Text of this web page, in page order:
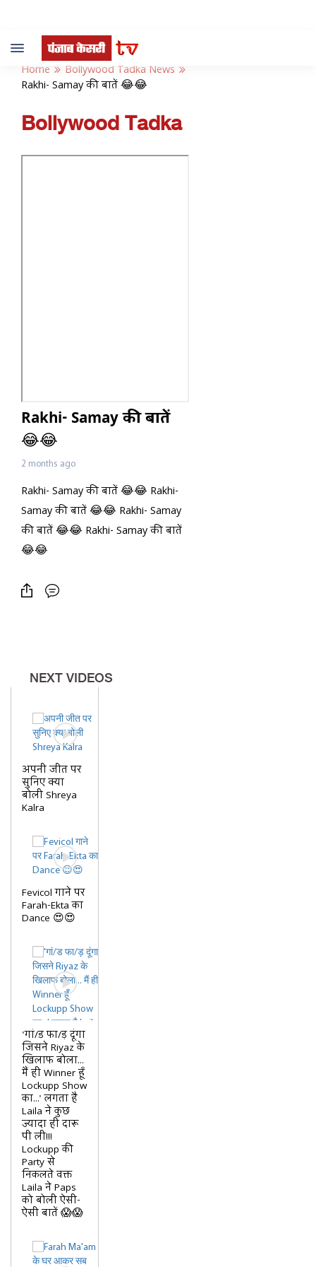
Toggle
navigation
Home
Bollywood Tadka News
Rakhi- Samay की बातें 😂😂
Bollywood Tadka
Rakhi- Samay की बातें
😂😂
2 months ago
Rakhi- Samay की बातें 😂😂 Rakhi-
Samay की बातें 😂😂 Rakhi- Samay
की बातें 😂😂 Rakhi- Samay की बातें
😂😂
NEXT VIDEOS
अपनी जीत पर
सुनिए क्या
बोली Shreya
Kalra
Fevicol गाने पर
Farah-Ekta का
Dance 😍😍
'गां/ड फा/ड़ दूंगा
जिसने Riyaz के
खिलाफ बोला...
मैं ही Winner हूँ
Lockupp Show
का...' लगता है
Laila ने कुछ
ज्यादा ही दारू
पी ली!!!
Lockupp की
Party से
निकलते वक्त
Laila ने Paps
को बोली ऐसी-
ऐसी बातें 😱😱